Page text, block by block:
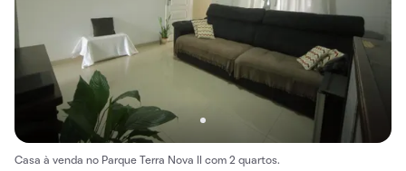
Casa à venda no Parque Terra Nova II com 2 quartos.